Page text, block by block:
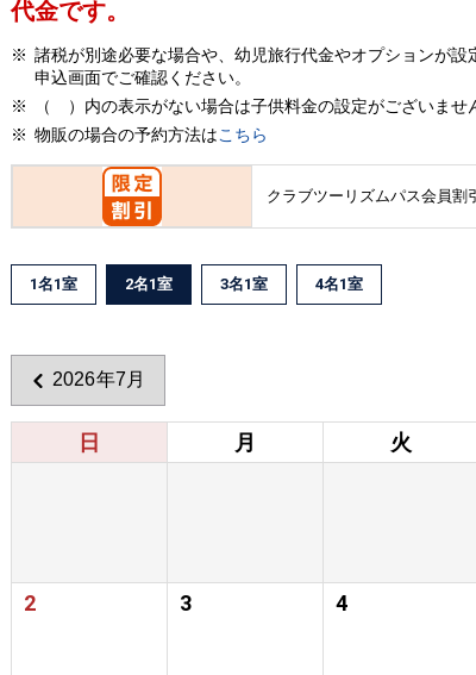
代金です。
諸税が別途必要な場合や、幼児旅行代金やオプションが
申込画面でご確認ください。
（ ）内の表示がない場合は子供料金の設定がございませ
物販の場合の予約方法はこちら
クラブツーリズムパス会員割
1名1室 2名1室 3名1室 4名1室
2026年7月
日 月 火
2 3 4